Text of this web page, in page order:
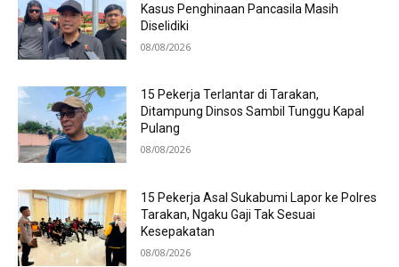
Kasus Penghinaan Pancasila Masih
Diselidiki
08/08/2026
15 Pekerja Terlantar di Tarakan,
Ditampung Dinsos Sambil Tunggu Kapal
Pulang
08/08/2026
15 Pekerja Asal Sukabumi Lapor ke Polres
Tarakan, Ngaku Gaji Tak Sesuai
Kesepakatan
08/08/2026